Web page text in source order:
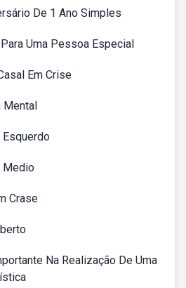
De 1 Ano Simples
Uma Pessoa Especial
Em Crise
Mental
Medio
Crase
Na Realização De Uma